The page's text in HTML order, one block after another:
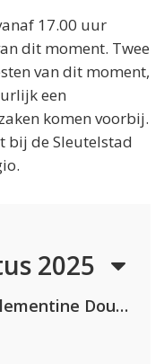
17.00 uur
dit moment. Twee
van dit moment,
een
komen voorbij.
bij de Sleutelstad
2025
Calvin Harris & Clementine Douglas